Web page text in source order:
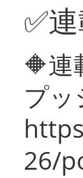
✅
🔶
プッ
26/